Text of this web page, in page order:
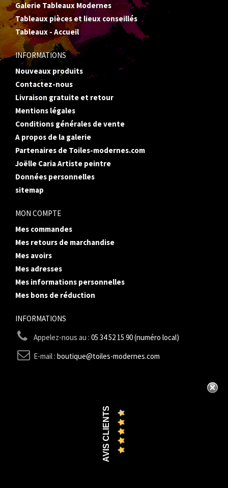
Galerie Tableaux Modernes
Tableaux pièces et lieux conseillés
Tableaux - Accueil
INFORMATIONS
Nouveaux produits
Contactez-nous
Livraison gratuite et retour
Mentions légales
Conditions générales de vente
A propos de la galerie
Partenaires de Toiles-modernes.com
Joëlle Caria Artiste peintre
Données personnelles
sitemap
MON COMPTE
Mes commandes
Mes retours de marchandise
Mes avoirs
Mes adresses
Mes informations personnelles
Mes bons de réduction
INFORMATIONS
Appelez-nous au : 05 34 52 15 90 (numéro local)
E-mail : boutique@toiles-modernes.com
AVIS CLIENTS